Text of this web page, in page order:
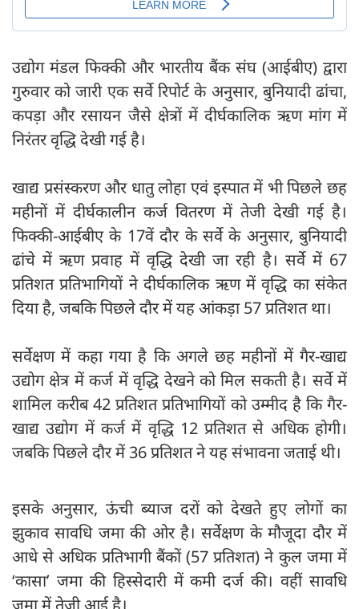
उद्योग मंडल फिक्की और भारतीय बैंक संघ (आईबीए) द्वारा
गुरुवार को जारी एक सर्वे रिपोर्ट के अनुसार, बुनियादी ढांचा,
कपड़ा और रसायन जैसे क्षेत्रों में दीर्घकालिक ऋण मांग में
निरंतर वृद्धि देखी गई है।
खाद्य प्रसंस्करण और धातु लोहा एवं इस्पात में भी पिछले छह
महीनों में दीर्घकालीन कर्ज वितरण में तेजी देखी गई है।
फिक्की-आईबीए के 17वें दौर के सर्वे के अनुसार, बुनियादी
ढांचे में ऋण प्रवाह में वृद्धि देखी जा रही है। सर्वे में 67
प्रतिशत प्रतिभागियों ने दीर्घकालिक ऋण में वृद्धि का संकेत
दिया है, जबकि पिछले दौर में यह आंकड़ा 57 प्रतिशत था।
सर्वेक्षण में कहा गया है कि अगले छह महीनों में गैर-खाद्य
उद्योग क्षेत्र में कर्ज में वृद्धि देखने को मिल सकती है। सर्वे में
शामिल करीब 42 प्रतिशत प्रतिभागियों को उम्मीद है कि गैर-
खाद्य उद्योग में कर्ज में वृद्धि 12 प्रतिशत से अधिक होगी।
जबकि पिछले दौर में 36 प्रतिशत ने यह संभावना जताई थी।
इसके अनुसार, ऊंची ब्याज दरों को देखते हुए लोगों का
झुकाव सावधि जमा की ओर है। सर्वेक्षण के मौजूदा दौर में
आधे से अधिक प्रतिभागी बैंकों (57 प्रतिशत) ने कुल जमा में
‘कासा’ जमा की हिस्सेदारी में कमी दर्ज की। वहीं सावधि